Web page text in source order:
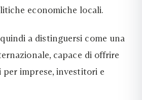
economiche locali.
a distinguersi come una
capace di offrire
imprese, investitori e